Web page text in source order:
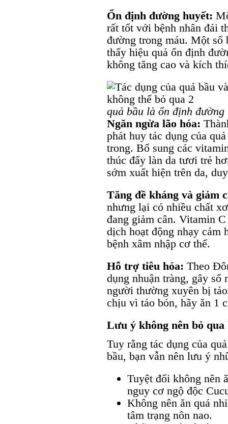
Ổn định đường huyết:
rất tốt với bệnh nhân đái
đường trong máu. Một số
thấy hiệu quả ổn định
không tăng cao và kích
quả bầu là ổn định
Ngăn ngừa lão hóa:
phát huy tác dụng của
trong. Bổ sung các
thúc đẩy làn da tươi trẻ
sớm xuất hiện trên da,
Tăng đề kháng và giảm
nhưng lại có nhiều chất
đang giảm cân. Vitamin
dịch hoạt động nhạy cảm
bệnh xâm nhập cơ thể.
Hỗ trợ tiêu hóa: Theo
dụng nhuận tràng, gây sổ
người thường xuyên bị
chịu vì táo bón, hãy ăn 1
Lưu ý không nên bỏ
Tuy rằng tác dụng của
bầu, bạn vẫn nên lưu ý
Tuyệt đối không nên
nguy cơ ngộ độc
Không nên ăn quá
tâm trạng nôn nao.